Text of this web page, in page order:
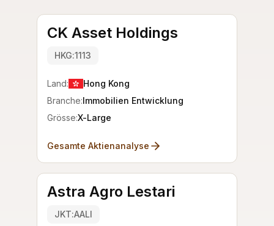
CK Asset Holdings
HKG:1113
Land:
Hong Kong
Branche:Immobilien Entwicklung
Grösse:X-Large
Gesamte Aktienanalyse
Astra Agro Lestari
JKT:AALI